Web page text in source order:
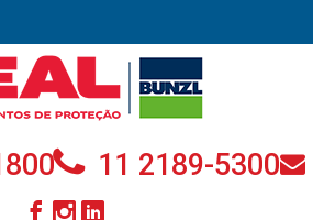
11 2189-5300